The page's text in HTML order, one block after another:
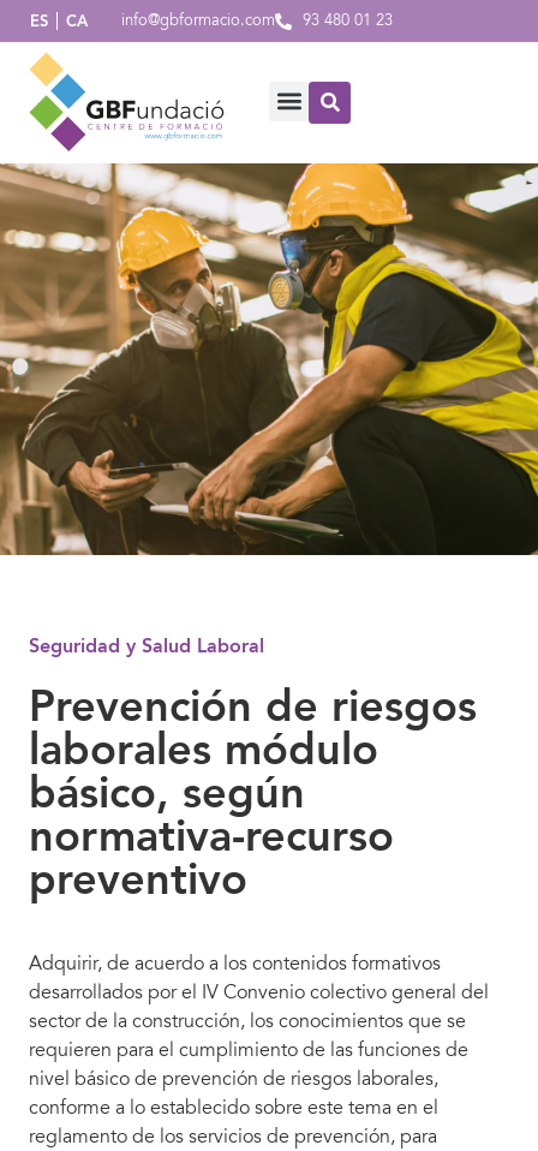
ES CA info@gbformacio.com 93 480 01 23
Seguridad y Salud Laboral
Prevención de riesgos
laborales módulo
básico, según
normativa-recurso
preventivo
Adquirir, de acuerdo a los contenidos formativos
desarrollados por el IV Convenio colectivo general del
sector de la construcción, los conocimientos que se
requieren para el cumplimiento de las funciones de
nivel básico de prevención de riesgos laborales,
conforme a lo establecido sobre este tema en el
reglamento de los servicios de prevención, para